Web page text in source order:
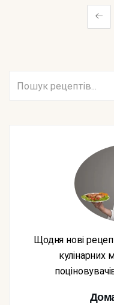
Щодня нові рецепти від домашніх господинь,
кулінарних